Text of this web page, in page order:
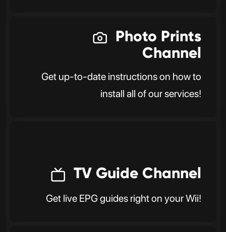
Photo Prints
Channel
Get up-to-date instructions on how to
install all of our services!
TV Guide Channel
Get live EPG guides right on your Wii!